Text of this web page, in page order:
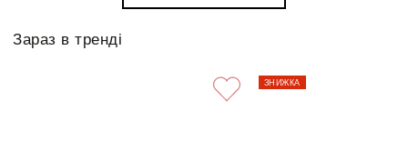
Зараз в тренді
ЗНИЖКА